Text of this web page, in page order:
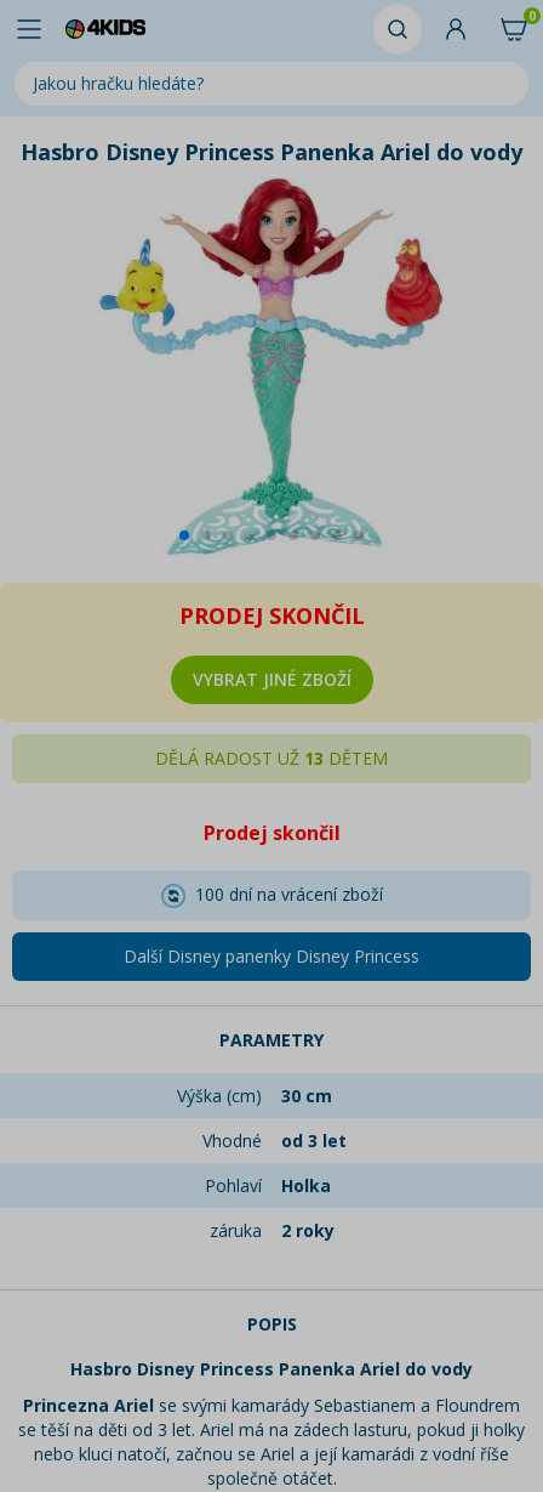
0
Hasbro Disney Princess Panenka Ariel do vody
PRODEJ SKONČIL
VYBRAT JINÉ ZBOŽÍ
DĚLÁ RADOST UŽ 13 DĚTEM
Prodej skončil
100 dní na vrácení zboží
Další Disney panenky Disney Princess
PARAMETRY
Výška (cm)
30 cm
Vhodné
od 3 let
Pohlaví
Holka
záruka
2 roky
POPIS
Hasbro Disney Princess Panenka Ariel do vody
Princezna Ariel se svými kamarády Sebastianem a Floundrem
se těší na děti od 3 let. Ariel má na zádech lasturu, pokud ji holky
nebo kluci natočí, začnou se Ariel a její kamarádi z vodní říše
společně otáčet.